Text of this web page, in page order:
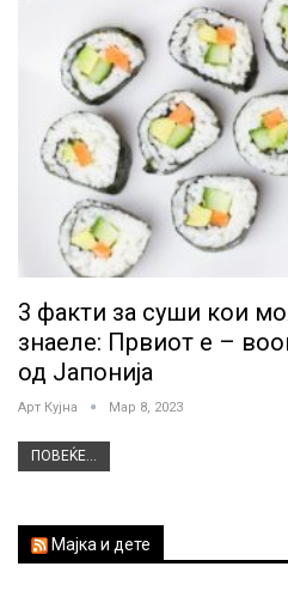
3 факти за суши кои
знаеле: Првиот е –
од Јапонија
Арт Кујна Мар 8, 2023
ПОВЕЌЕ...
Мајка и дете